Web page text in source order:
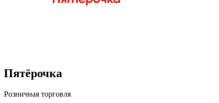
Пятёрочка
Розничная торговля